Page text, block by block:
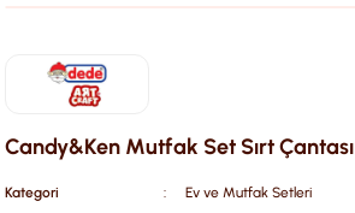
Candy&Ken Mutfak Set Sırt Çantası
Kategori
Ev ve Mutfak Setleri